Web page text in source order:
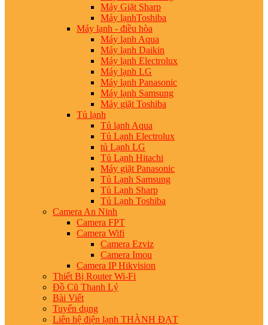
Máy Giặt Sharp
Máy lạnhToshiba
Máy lạnh - điều hòa
Máy lạnh Aqua
Máy lạnh Daikin
Máy lạnh Electrolux
Máy lạnh LG
Máy lạnh Panasonic
Máy lạnh Samsung
Máy giặt Toshiba
Tủ lạnh
Tủ lạnh Aqua
Tủ Lạnh Electrolux
tủ Lạnh LG
Tủ Lạnh Hitachi
Máy giặt Panasonic
Tủ Lạnh Samsung
Tủ Lạnh Sharp
Tủ Lạnh Toshiba
Camera An Ninh
Camera FPT
Camera Wifi
Camera Ezviz
Camera Imou
Camera IP Hikvision
Thiết Bị Router Wi-Fi
Đồ Cũ Thanh Lý
Bài Viết
Tuyển dụng
Liên hệ điện lạnh THÀNH ĐẠT